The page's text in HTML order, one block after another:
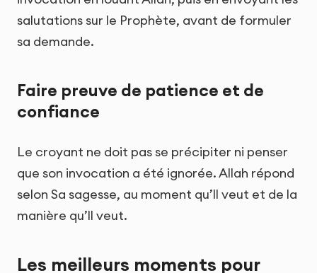
salutations sur le Prophète, avant de formuler
sa demande.
Faire preuve de patience et de
confiance
Le croyant ne doit pas se précipiter ni penser
que son invocation a été ignorée. Allah répond
selon Sa sagesse, au moment qu’Il veut et de la
manière qu’Il veut.
Les meilleurs moments pour